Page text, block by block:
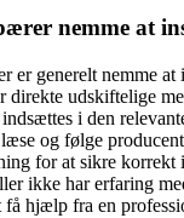
nemme at
er generelt nemme at
direkte udskiftelige
i den
og følge
for at sikre korrekt
ikke har erfaring
hjælp fra en